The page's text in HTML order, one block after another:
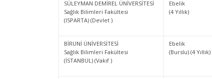
SÜLEYMAN DEMİREL ÜNİVERSİTESİ
Sağlık Bilimleri Fakültesi
(ISPARTA) (Devlet )
Ebelik
(4 Yıllık)
BİRUNİ ÜNİVERSİTESİ
Sağlık Bilimleri Fakültesi
(İSTANBUL) (Vakıf )
Ebelik
(Burslu) (4 Yıllık)